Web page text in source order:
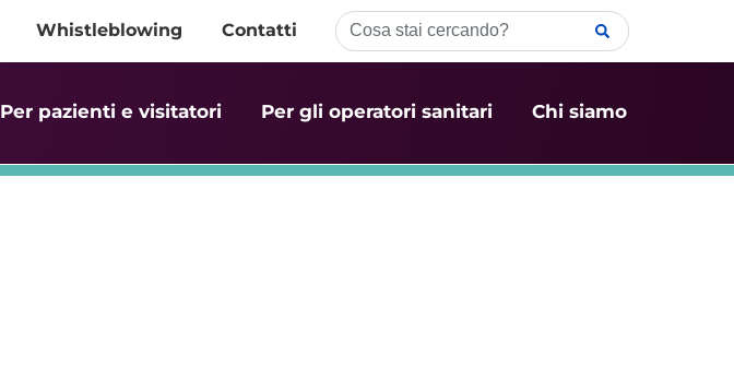
Whistleblowing Contatti
Per pazienti e visitatori Per gli operatori sanitari Chi siamo